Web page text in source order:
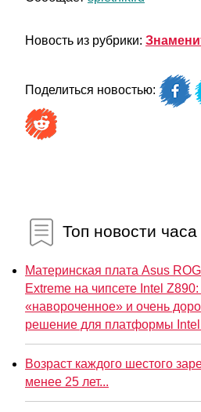
Новость из рубрики:
Поделиться новостью:
Топ новости часа
Материнская плата Asus
Extreme на чипсете Intel
«навороченное» и очень
решение для платформы Intel
Возраст каждого шестого
менее 25 лет...